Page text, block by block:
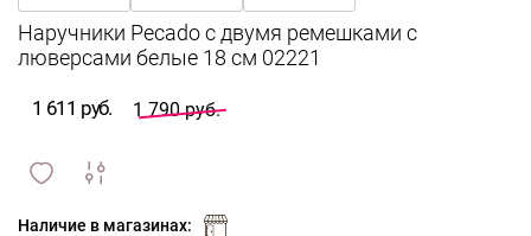
1 611 руб. 1 790 руб.
и
Наличие в магазинах: